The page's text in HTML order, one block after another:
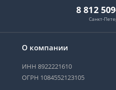
О компании
ИНН 8922221610
ОГРН 1084552123105
8 812
Санкт-